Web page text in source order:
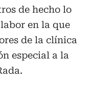
de hecho lo
en la que
de la clínica
especial a la